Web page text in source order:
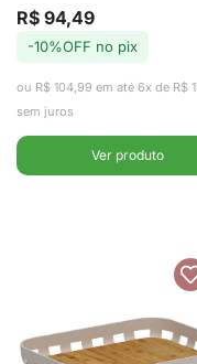
Alças Sense
37cm - Ou
Preço
de
R$ 94,49
Preço
regular
-10%OFF no pix
ou R$ 104,99 em até 6x de R$
sem juros
Ver produto